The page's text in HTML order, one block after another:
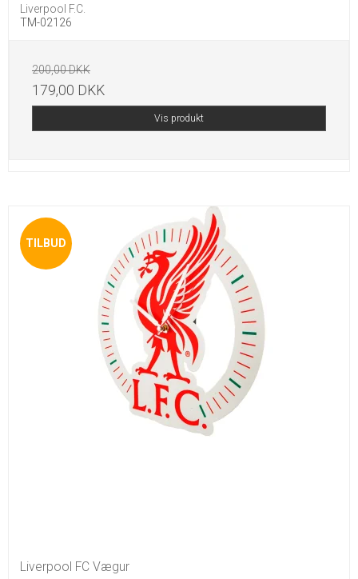
Liverpool F.C.
TM-02126
200,00 DKK
179,00 DKK
Vis produkt
TILBUD
Liverpool FC Vægur